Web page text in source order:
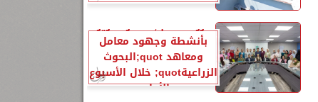
الزراعةquot; تنشر تقريرًا
بأنشطة وجهود معامل
ومعاهد quot;البحوث
الزراعيةquot; خلال الأسبوع
الأول...